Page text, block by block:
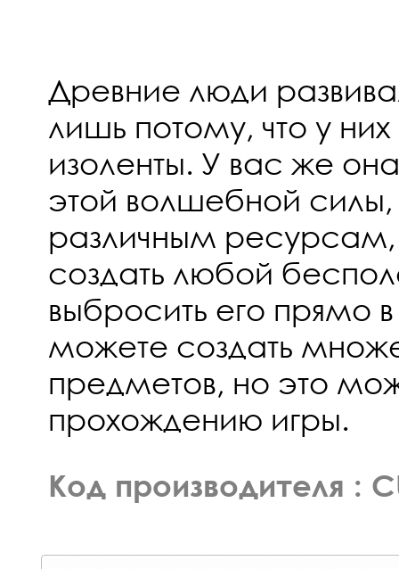
Древние люди
лишь потому, что у
изоленты. У вас же
этой волшебной
различным
создать любой
выбросить его прямо
можете создать
предметов, но это
прохождению игры.
Код производителя :